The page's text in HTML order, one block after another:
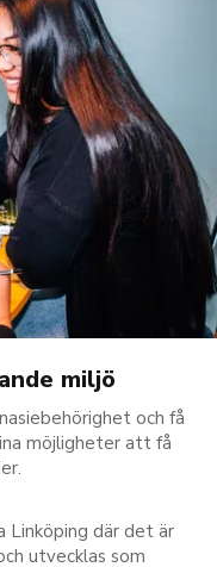
miljö
och få
möjligheter att få
Linköping där det är
utvecklas som